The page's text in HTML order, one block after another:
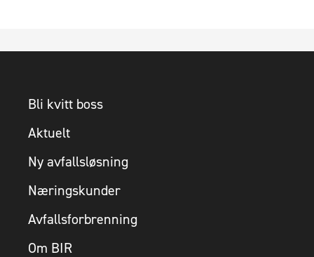
Bli kvitt boss
Aktuelt
Ny avfallsløsning
Næringskunder
Avfallsforbrenning
Om BIR